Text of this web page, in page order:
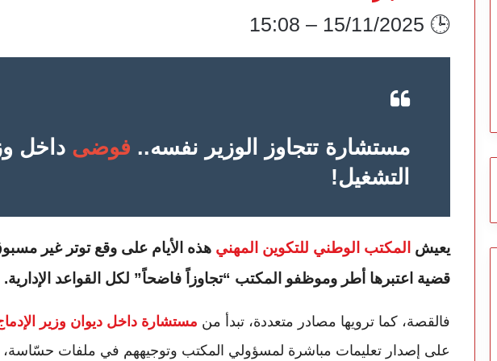
🕒 15/11/2025 – 15:08
مستشارة تتجاوز الوزير نفسه.. فوضى داخل
التشغيل!
يعيش المكتب الوطني للتكوين المهني هذه الأيام على وقع توتر غير
قضية اعتبرها أطر وموظفو المكتب “تجاوزاً فاضحاً” لكل القواعد الإدارية.
فالقصة، كما ترويها مصادر متعددة، تبدأ من مستشارة داخل ديوان وزير
على إصدار تعليمات مباشرة لمسؤولي المكتب وتوجيههم في ملفات حسّاسة،